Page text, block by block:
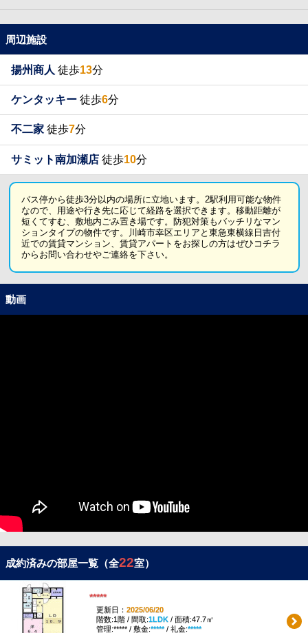
周辺施設
揚州商人 徒歩13分
ケンタッキー 徒歩6分
不二家 徒歩7分
サミット南加瀬店 徒歩10分
バス停から徒歩3分以内の場所に立地います。2駅利用可能な物件
なので、用途や行き先に応じて経路を選択できます。移動距離が
短くてすむ、敷地内ごみ置き場です。防犯対策もバッチリなマン
ションタイプの物件です。川崎市幸区エリアと東急東横線日吉付
近での賃貸マンション、賃貸アパートをお探しの方はぜひコチラ
からお問い合わせやご連絡を下さい。
動画
成約済みの部屋一覧（全22室）
*****
更新日： 2025/06/20
階数:1階 / 間取:1LDK/ 面積:47.7㎡
管理:***** / 敷金:*****/ 礼金:*****